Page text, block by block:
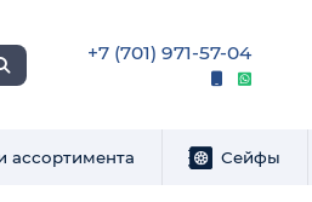
+7 (701) 971-57-04
ассортимента Сейфы